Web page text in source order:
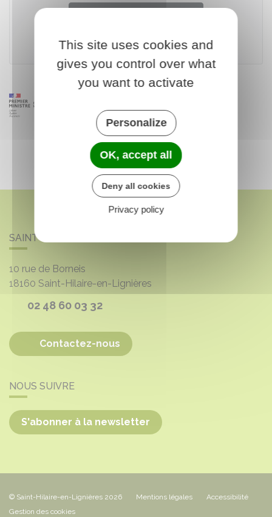
SAINT-HILAIRE-EN-LIGNIÈRES
10 rue de Borneis
18160 Saint-Hilaire-en-Lignières
02 48 60 03 32
Contactez-nous
NOUS SUIVRE
S'abonner à la newsletter
© Saint-Hilaire-en-Lignières 2026 Mentions légales
Accessibilité
Gestion des cookies
This site uses cookies and
gives you control over what
you want to activate
Personalize
OK, accept all
Deny all cookies
Privacy policy